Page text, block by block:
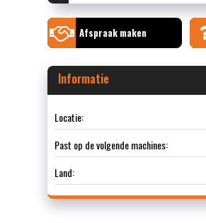
Afspraak maken
Informatie
Locatie:
Past op de volgende machines:
Land: